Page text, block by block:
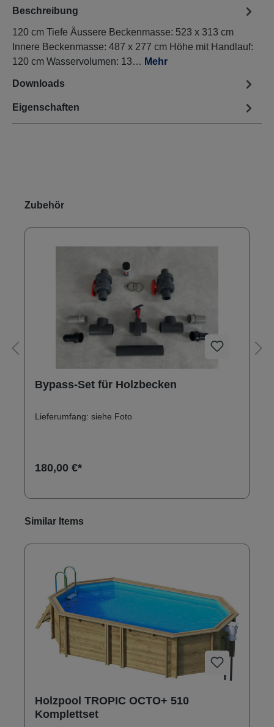
Beschreibung
120 cm Tiefe Äussere Beckenmasse: 523 x 313 cm
Innere Beckenmasse: 487 x 277 cm Höhe mit Handlauf:
120 cm Wasservolumen: 13… Mehr
Downloads
Eigenschaften
Produktgalerie überspringen
Zubehör
Bypass-Set für Holzbecken
Lieferumfang: siehe Foto
180,00 €*
Produktgalerie überspringen
Similar Items
Holzpool TROPIC OCTO+ 510
Komplettset